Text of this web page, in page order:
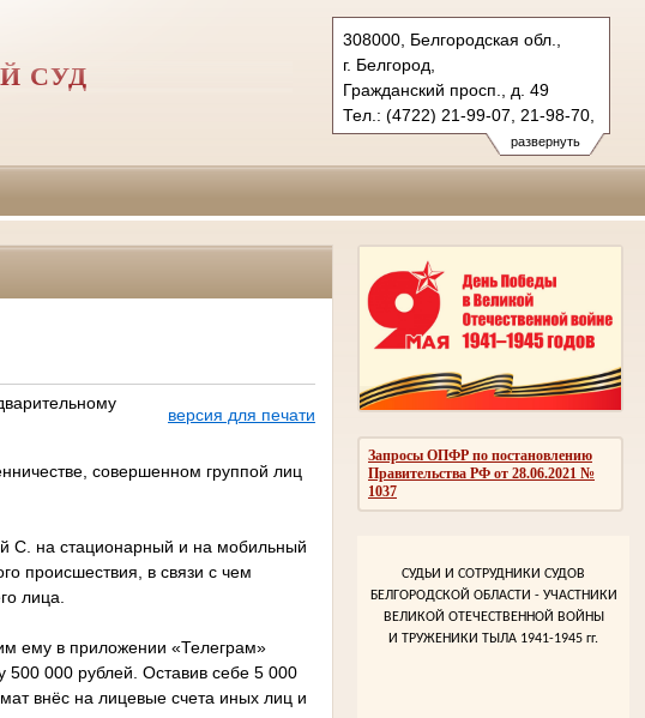
развернуть
308000, Белгородская обл.,
г. Белгород,
Гражданский просп., д. 49
Тел.: (4722) 21-99-07, 21-98-70,
21-98-76
oblsud.blg@sudrf.ru
СУД
Запросы ОПФР по постановлению
Правительства РФ от 28.06.2021 №
1037
СУДЬИ И СОТРУДНИКИ СУДОВ
БЕЛГОРОДСКОЙ ОБЛАСТИ - УЧАСТНИКИ
ВЕЛИКОЙ ОТЕЧЕСТВЕННОЙ ВОЙНЫ
И ТРУЖЕНИКИ ТЫЛА 1941-1945 гг.
версия для печати
совершенном группой лиц
С. на стационарный и на мобильный
происшествия, в связи с чем
лица.
ему в приложении «Телеграм»
000 рублей. Оставив себе 5 000
внёс на лицевые счета иных лиц и